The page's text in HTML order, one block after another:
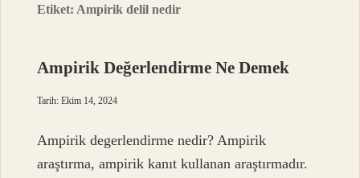
Etiket: Ampirik delil nedir
Ampirik Değerlendirme Ne Demek
Tarih: Ekim 14, 2024
Ampirik degerlendirme nedir? Ampirik
araştırma, ampirik kanıt kullanan araştırmadır.